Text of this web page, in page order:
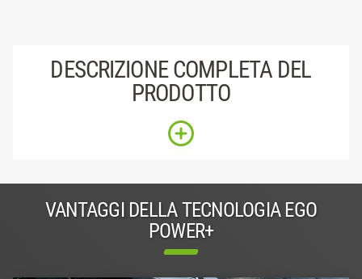
DESCRIZIONE COMPLETA DEL
PRODOTTO
VANTAGGI DELLA TECNOLOGIA EGO
POWER+